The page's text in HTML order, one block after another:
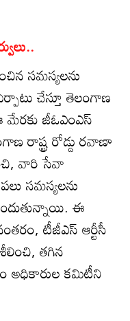
సమస్యలను
చేస్తూ తెలంగాణ
మేరకు జీఓఎంఎస్
రాష్ట్ర రోడ్డు రవాణా
వారి సేవా
సమస్యలను
ఈ
టీజీఎస్ ఆర్టీసీ
తగిన
అధికారుల కమిటీని